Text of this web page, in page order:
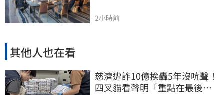
2小時前
其他人也在看
慈濟遭詐10億挨轟5年沒吭聲！
四叉貓看聲明「重點在最後一